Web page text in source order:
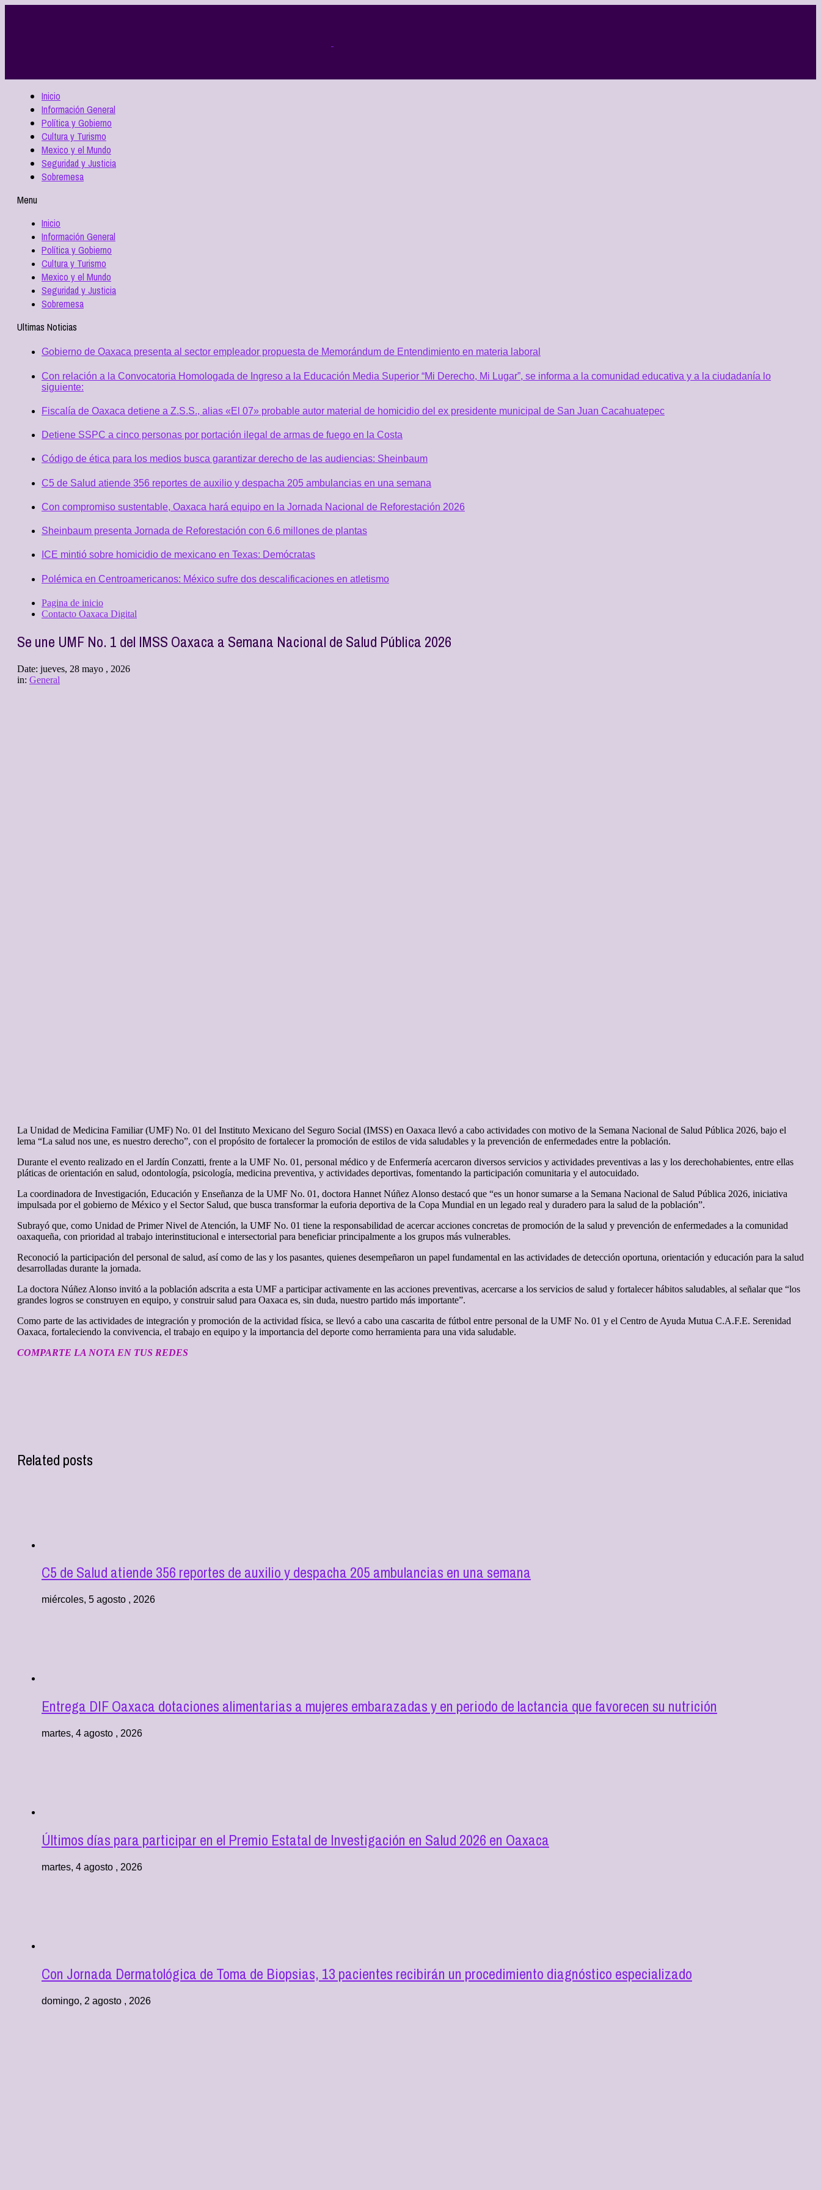
Inicio
Información General
Política y Gobierno
Cultura y Turismo
Mexico y el Mundo
Seguridad y Justicia
Sobremesa
Menu
Inicio
Información General
Política y Gobierno
Cultura y Turismo
Mexico y el Mundo
Seguridad y Justicia
Sobremesa
Ultimas Noticias
Gobierno de Oaxaca presenta al sector empleador propuesta de Memorándum de Entendimiento en materia laboral
Con relación a la Convocatoria Homologada de Ingreso a la Educación Media Superior “Mi Derecho, Mi Lugar”, se informa a la comunidad educativa y a la ciudadanía lo
siguiente:
Fiscalía de Oaxaca detiene a Z.S.S., alias «El 07» probable autor material de homicidio del ex presidente municipal de San Juan Cacahuatepec
Detiene SSPC a cinco personas por portación ilegal de armas de fuego en la Costa
Código de ética para los medios busca garantizar derecho de las audiencias: Sheinbaum
C5 de Salud atiende 356 reportes de auxilio y despacha 205 ambulancias en una semana
Con compromiso sustentable, Oaxaca hará equipo en la Jornada Nacional de Reforestación 2026
Sheinbaum presenta Jornada de Reforestación con 6.6 millones de plantas
ICE mintió sobre homicidio de mexicano en Texas: Demócratas
Polémica en Centroamericanos: México sufre dos descalificaciones en atletismo
Pagina de inicio
Contacto Oaxaca Digital
Se une UMF No. 1 del IMSS Oaxaca a Semana Nacional de Salud Pública 2026
Date: jueves, 28 mayo , 2026
in: General
La Unidad de Medicina Familiar (UMF) No. 01 del Instituto Mexicano del Seguro Social (IMSS) en Oaxaca llevó a cabo actividades con motivo de la Semana Nacional de Salud Pública 2026, bajo el
lema “La salud nos une, es nuestro derecho”, con el propósito de fortalecer la promoción de estilos de vida saludables y la prevención de enfermedades entre la población.
Durante el evento realizado en el Jardín Conzatti, frente a la UMF No. 01, personal médico y de Enfermería acercaron diversos servicios y actividades preventivas a las y los derechohabientes, entre ellas
pláticas de orientación en salud, odontología, psicología, medicina preventiva, y actividades deportivas, fomentando la participación comunitaria y el autocuidado.
La coordinadora de Investigación, Educación y Enseñanza de la UMF No. 01, doctora Hannet Núñez Alonso destacó que “es un honor sumarse a la Semana Nacional de Salud Pública 2026, iniciativa
impulsada por el gobierno de México y el Sector Salud, que busca transformar la euforia deportiva de la Copa Mundial en un legado real y duradero para la salud de la población”.
Subrayó que, como Unidad de Primer Nivel de Atención, la UMF No. 01 tiene la responsabilidad de acercar acciones concretas de promoción de la salud y prevención de enfermedades a la comunidad
oaxaqueña, con prioridad al trabajo interinstitucional e intersectorial para beneficiar principalmente a los grupos más vulnerables.
Reconoció la participación del personal de salud, así como de las y los pasantes, quienes desempeñaron un papel fundamental en las actividades de detección oportuna, orientación y educación para la salud
desarrolladas durante la jornada.
La doctora Núñez Alonso invitó a la población adscrita a esta UMF a participar activamente en las acciones preventivas, acercarse a los servicios de salud y fortalecer hábitos saludables, al señalar que “los
grandes logros se construyen en equipo, y construir salud para Oaxaca es, sin duda, nuestro partido más importante”.
Como parte de las actividades de integración y promoción de la actividad física, se llevó a cabo una cascarita de fútbol entre personal de la UMF No. 01 y el Centro de Ayuda Mutua C.A.F.E. Serenidad
Oaxaca, fortaleciendo la convivencia, el trabajo en equipo y la importancia del deporte como herramienta para una vida saludable.
COMPARTE LA NOTA EN TUS REDES
Related posts
C5 de Salud atiende 356 reportes de auxilio y despacha 205 ambulancias en una semana
miércoles, 5 agosto , 2026
Entrega DIF Oaxaca dotaciones alimentarias a mujeres embarazadas y en periodo de lactancia que favorecen su nutrición
martes, 4 agosto , 2026
Últimos días para participar en el Premio Estatal de Investigación en Salud 2026 en Oaxaca
martes, 4 agosto , 2026
Con Jornada Dermatológica de Toma de Biopsias, 13 pacientes recibirán un procedimiento diagnóstico especializado
domingo, 2 agosto , 2026